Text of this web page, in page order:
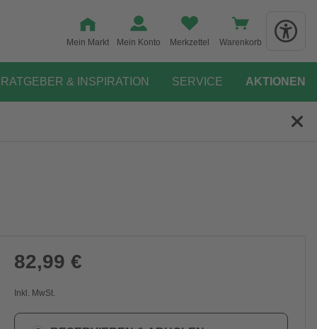
Mein Markt Mein Konto Merkzettel Warenkorb
RATGEBER & INSPIRATION SERVICE AKTIONEN
82,99 €
Inkl. MwSt.